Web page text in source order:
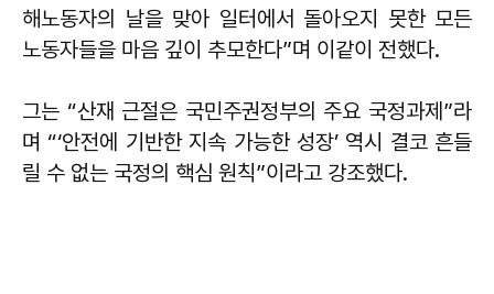
해노동자의 날을 맞아 일터에서 돌아오지 못한 모든
노동자들을 마음 깊이 추모한다”며 이같이 전했다.
그는 “산재 근절은 국민주권정부의 주요 국정과제”라
며 “‘안전에 기반한 지속 가능한 성장’ 역시 결코 흔들
릴 수 없는 국정의 핵심 원칙”이라고 강조했다.